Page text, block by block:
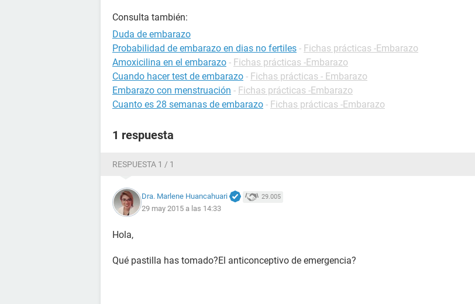
Consulta también:
Duda de embarazo
Probabilidad de embarazo en dias no fertiles - Fichas prácticas -Embarazo
Amoxicilina en el embarazo - Fichas prácticas -Embarazo
Cuando hacer test de embarazo - Fichas prácticas - Embarazo
Embarazo con menstruación - Fichas prácticas -Embarazo
Cuanto es 28 semanas de embarazo - Fichas prácticas -Embarazo
1 respuesta
RESPUESTA 1 / 1
Dra. Marlene Huancahuari 29.005
29 may 2015 a las 14:33
Hola,
Qué pastilla has tomado?El anticonceptivo de emergencia?